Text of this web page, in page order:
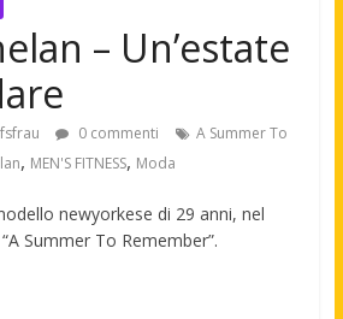
– Un’estate
fsfrau 0 commenti
A Summer To
, MEN'S FITNESS, Moda
newyorkese di 29 anni, nel
Summer To Remember”.